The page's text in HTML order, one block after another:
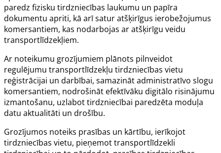
paredz fizisku tirdzniecības laukumu un papīra
dokumentu apriti, kā arī satur atšķirīgus ierobežojumus
komersantiem, kas nodarbojas ar atšķirīgu veidu
transportlīdzekļiem.
Ar noteikumu grozījumiem plānots pilnveidot
regulējumu transportlīdzekļu tirdzniecības vietu
reģistrācijai un darbībai, samazināt administratīvo slogu
komersantiem, nodrošināt efektīvāku digitālo risinājumu
izmantošanu, uzlabot tirdzniecībai paredzēta moduļa
datu aktualitāti un drošību.
Grozījumos noteiks prasības un kārtību, ierīkojot
tirdzniecības vietu, pieņemot transportlīdzekli